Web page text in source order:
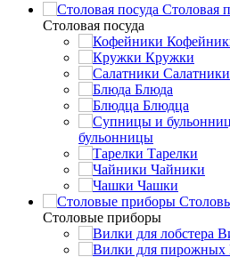
Столовая
Столовая посуда
Кружки
Салатники
Блюда
Блюдца
бульонницы
Тарелки
Чайники
Чашки
Cтоловые приборы